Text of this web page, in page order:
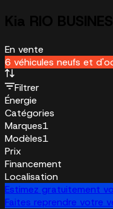
En vente
6 véhicules neufs et
Filtrer
Énergie
Catégories
Marques1
Modèles1
Prix
Financement
Localisation
Estimez gratuitement
Faites reprendre votre